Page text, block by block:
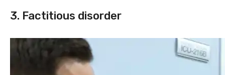
3. Factitious disorder